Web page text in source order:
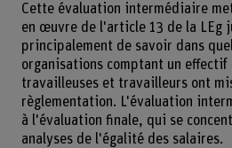
Cette évaluation intermédiaire
en œuvre de l'article 13 de la LEg
principalement de savoir dans
organisations comptant un effectif
travailleuses et travailleurs ont
règlementation. L'évaluation
à l'évaluation finale, qui se
analyses de l'égalité des salaires.